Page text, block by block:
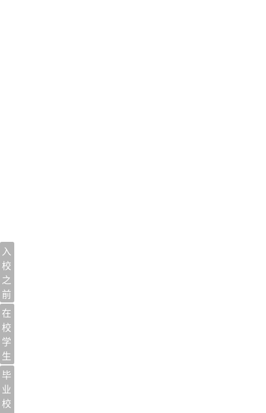
入
校
之
前
在
校
学
生
毕
业
校